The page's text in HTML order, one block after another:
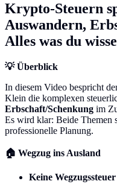
Krypto-Steuern
Auswandern,
Alles was du
💡 Überblick
In diesem Video bespricht
Klein die komplexen
Erbschaft/Schenkung im
Es wird klar: Beide Themen
professionelle Planung.
🏠 Wegzug ins Ausland
Keine Wegzugssteuer